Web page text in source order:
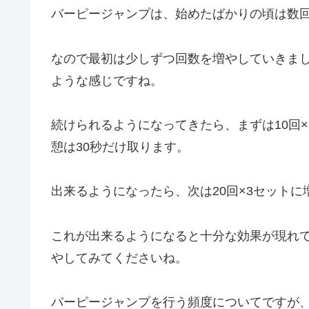
バーピージャンプは、始めたばかりの頃は数
なので最初は少しずつ回数を増やしていきま
ような感じですね。
続けられるようになってきたら、まずは10
憩は30秒だけ取ります。
出来るようになったら、次は20回×3セットに
これが出来るようになると十分な効果が現れ
やしてみてくださいね。
バーピージャンプを行う頻度についてですが